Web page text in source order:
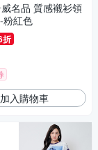
名品 質感襯衫領
粉紅色
折
加入購物車